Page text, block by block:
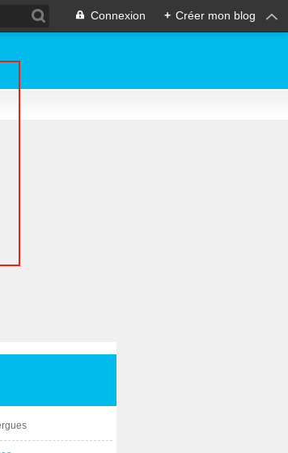
Connexion + Créer mon blog